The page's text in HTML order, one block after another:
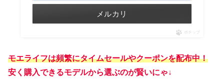
メルカリ
ポチップ
モエライフは頻繁にタイムセールやクーポンを配布中！
安く購入できるモデルから選ぶのが賢いにゃ↓